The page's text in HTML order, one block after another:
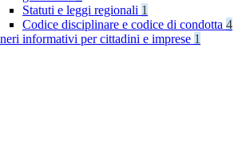
Statuti e leggi regionali 1
Codice disciplinare e codice di condotta 4
informativi per cittadini e imprese 1